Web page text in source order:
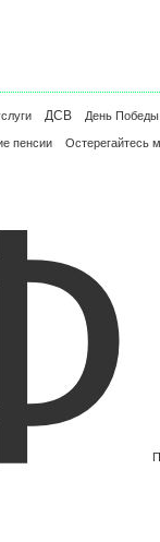
ДСВ День Победы
пенсии Остерегайтесь